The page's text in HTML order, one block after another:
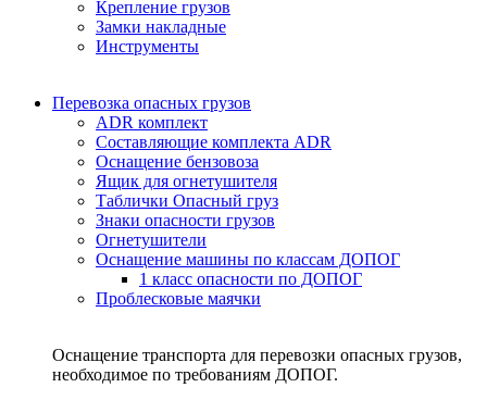
Крепление грузов
Замки накладные
Инструменты
Перевозка опасных грузов
ADR комплект
Составляющие комплекта ADR
Оснащение бензовоза
Ящик для огнетушителя
Таблички Опасный груз
Знаки опасности грузов
Огнетушители
Оснащение машины по классам ДОПОГ
1 класс опасности по ДОПОГ
Проблесковые маячки
Оснащение транспорта для перевозки опасных грузов,
необходимое по требованиям ДОПОГ.